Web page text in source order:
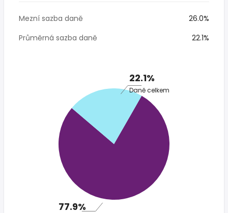
Mezní sazba daně
26.0%
Průměrná sazba daně
22.1%
22.1%
Daně celkem
77.9%